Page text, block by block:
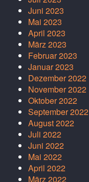
Juni 2023
Mai 2023
April 2023
März 2023
Februar 2023
Januar 2023
Dezember 2022
November 2022
Oktober 2022
September 2022
August 2022
Juli 2022
Juni 2022
Mai 2022
April 2022
März 2022